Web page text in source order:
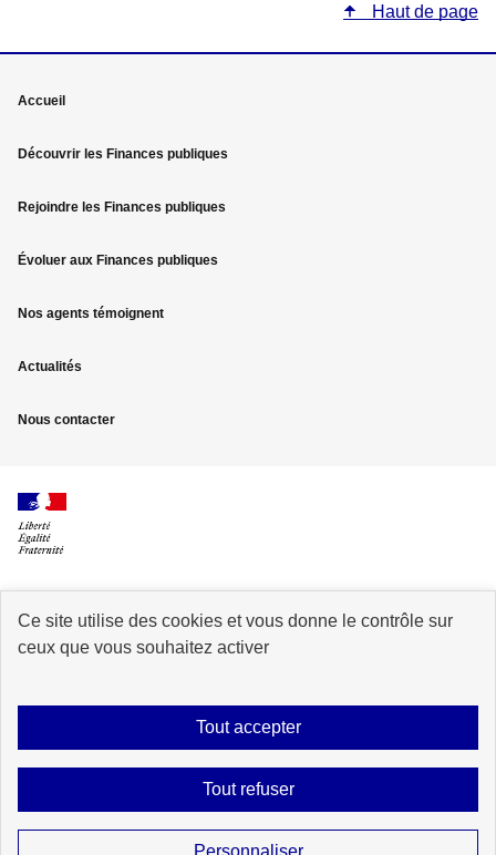
Ce site utilise des cookies et vous donne le contrôle sur
ceux que vous souhaitez activer
Tout accepter
Tout refuser
Personnaliser
Haut de page
Mega
menu
de
page
Accueil
Découvrir les Finances publiques
Rejoindre les Finances publiques
Évoluer aux Finances publiques
Nos agents témoignent
Actualités
Nous contacter
info.gouv.fr service-public.fr
Plan du site Accessibilité : partiellement conforme Mentions légales
Gestion des cookies
Sauf mention contraire, tous les contenus de ce site sont sous